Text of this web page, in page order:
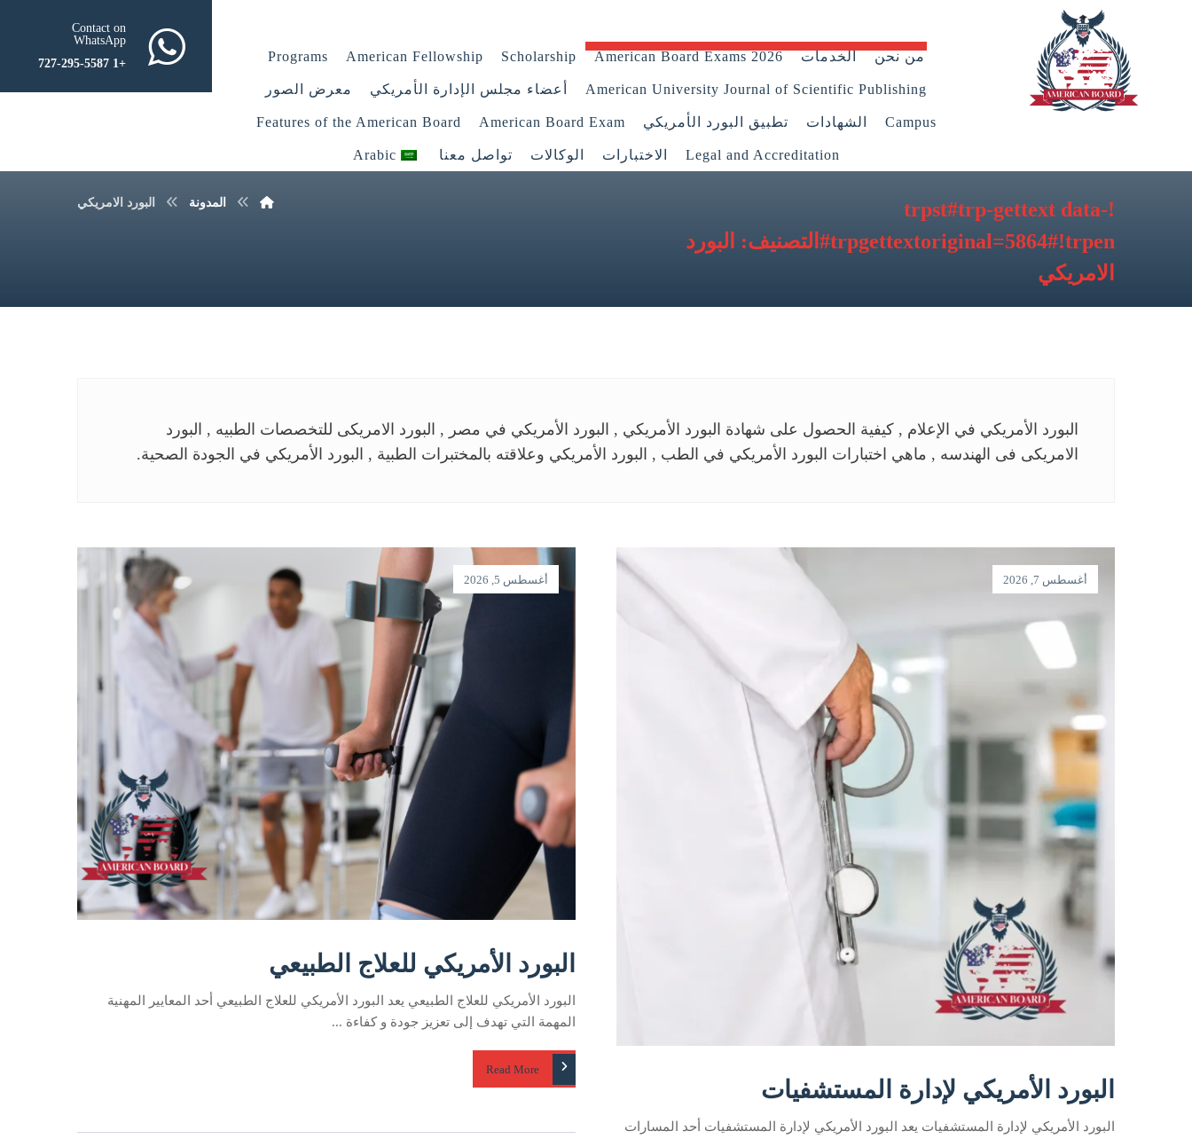
من نحن الخدمات American Board Exams 2026
Scholarship
American Fellowship
Programs
American University Journal of Scientific Publishing أعضاء مجلس الإدارة الأمريكي معرض الصور
Campus الشهادات تطبيق البورد الأمريكي American Board Exam
Features of the American Board
Legal and Accreditation الاختبارات الوكالات تواصل معنا Arabic
Contact on
WhatsApp
+1 727-295-5587
!trpst#trp-gettext data-
trpgettextoriginal=5864#!trpen#التصنيف:
البورد
الامريكي
المدونة البورد الامريكي
البورد الأمريكي في الإعلام , كيفية الحصول على شهادة البورد الأمريكي , البورد الأمريكي في مصر , البورد الامريكى للتخصصات الطبيه , البورد
الامريكى فى الهندسه , ماهي اختبارات البورد الأمريكي في الطب , البورد الأمريكي وعلاقته بالمختبرات الطبية , البورد الأمريكي في الجودة الصحية.
البورد الأمريكي لإدارة المستشفيات
أغسطس 7, 2026
البورد الأمريكي لإدارة المستشفيات يعد البورد الأمريكي لإدارة المستشفيات أحد المسارات
البورد الأمريكي للعلاج الطبيعي
أغسطس 5, 2026
البورد الأمريكي للعلاج الطبيعي يعد البورد الأمريكي للعلاج الطبيعي أحد المعايير المهنية
المهمة التي تهدف إلى تعزيز جودة و كفاءة ...
Read More